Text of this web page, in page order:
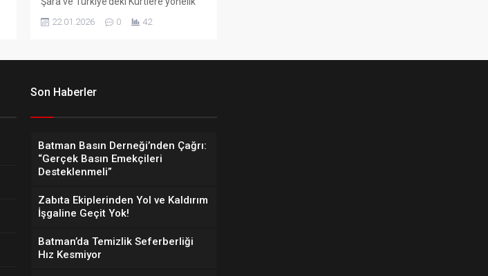
tutumlara ilişkin değerlendirmelerde
bulundu.
22.01.2026 0 42
Son Haberler
Batman Basın Derneği’nden Çağrı:
“Gerçek Basın Emekçileri
Desteklenmeli”
Zabıta Ekiplerinden Yol ve Kaldırım
İşgaline Geçit Yok!
Batman’da Temizlik Seferberliği
Hız Kesmiyor